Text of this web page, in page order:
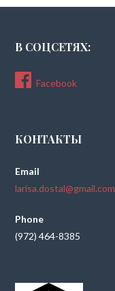
В СОЦСЕТЯХ:
Facebook
КОНТАКТЫ
Email
larisa.dostal@gmail.com
Phone
(972) 464-8385